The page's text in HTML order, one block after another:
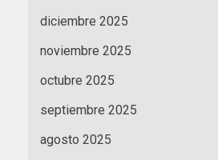
diciembre 2025
noviembre 2025
octubre 2025
septiembre 2025
agosto 2025